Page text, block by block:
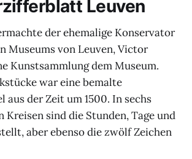
Leuven
der ehemalige Konservator
Museums von Leuven, Victor
Kunstsammlung dem Museum.
war eine bemalte
aus der Zeit um 1500. In sechs
Kreisen sind die Stunden, Tage und
aber ebenso die zwölf Zeichen